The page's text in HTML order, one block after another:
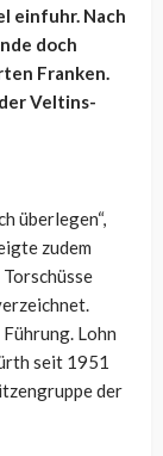
einfuhr. Nach
doch
Franken.
Veltins-
überlegen“,
zudem
Lohn
seit 1951
der